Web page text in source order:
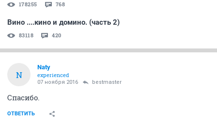
178255 768
Вино ....кино и домино. (часть 2)
83118 420
N
Naty
experienced
07 ноября 2016 bestmaster
Спасибо.
ОТВЕТИТЬ